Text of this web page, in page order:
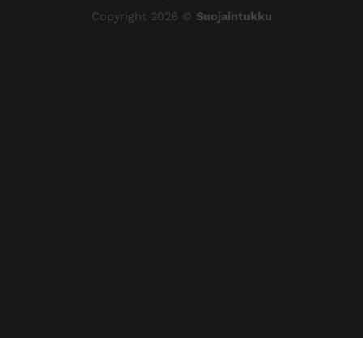
Copyright 2026 © Suojaintukku